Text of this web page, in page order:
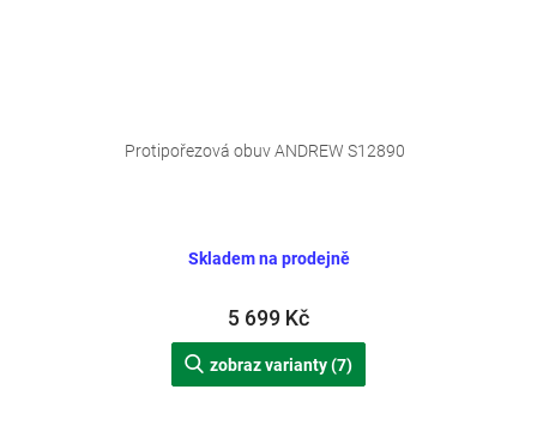
Skladem na prodejně
5 699 Kč
zobraz varianty (7)
Protipořezová obuv ANDREW S12890